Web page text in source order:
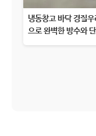
냉동창고 바닥 경질
으로 완벽한 방수와